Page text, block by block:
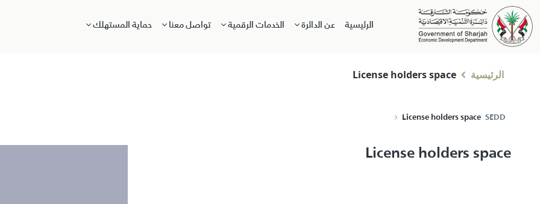
الرئيسية عن الدائرة الخدمات الرقمية تواصل معنا حماية المستهلك
الرئيسية License holders space
SEDD
License holders space
License holders space